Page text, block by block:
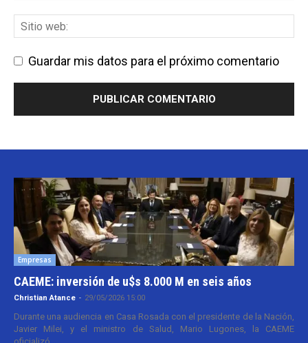
Guardar mis datos para el próximo comentario
Empresas
CAEME: inversión de u$s 8.000 M en seis años
Christian Atance - 29/05/2026 15:00
Durante una audiencia en Casa Rosada con el presidente de la Nación,
Javier Milei, y el ministro de Salud, Mario Lugones, la CAEME